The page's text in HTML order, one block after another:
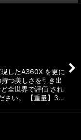
したA360X を更に
つ美しさを引き出
全世界で評価 され
さい。 【重量】3…